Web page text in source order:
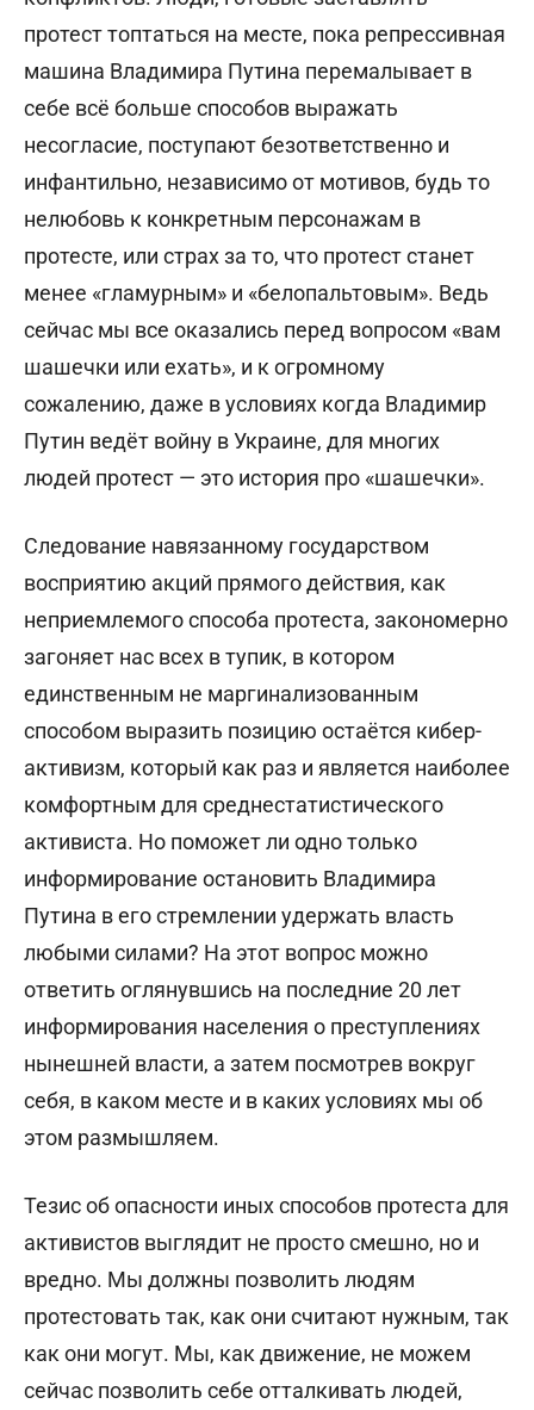
протест топтаться на месте, пока репрессивная
машина Владимира Путина перемалывает в
себе всё больше способов выражать
несогласие, поступают безответственно и
инфантильно, независимо от мотивов, будь то
нелюбовь к конкретным персонажам в
протесте, или страх за то, что протест станет
менее «гламурным» и «белопальтовым». Ведь
сейчас мы все оказались перед вопросом «вам
шашечки или ехать», и к огромному
сожалению, даже в условиях когда Владимир
Путин ведёт войну в Украине, для многих
людей протест — это история про «шашечки».
Следование навязанному государством
восприятию акций прямого действия, как
неприемлемого способа протеста, закономерно
загоняет нас всех в тупик, в котором
единственным не маргинализованным
способом выразить позицию остаётся кибер-
активизм, который как раз и является наиболее
комфортным для среднестатистического
активиста. Но поможет ли одно только
информирование остановить Владимира
Путина в его стремлении удержать власть
любыми силами? На этот вопрос можно
ответить оглянувшись на последние 20 лет
информирования населения о преступлениях
нынешней власти, а затем посмотрев вокруг
себя, в каком месте и в каких условиях мы об
этом размышляем.
Тезис об опасности иных способов протеста для
активистов выглядит не просто смешно, но и
вредно. Мы должны позволить людям
протестовать так, как они считают нужным, так
как они могут. Мы, как движение, не можем
сейчас позволить себе отталкивать людей,